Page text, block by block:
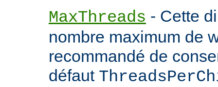
MaxThreads - Cette
nombre maximum de
recommandé de
défaut